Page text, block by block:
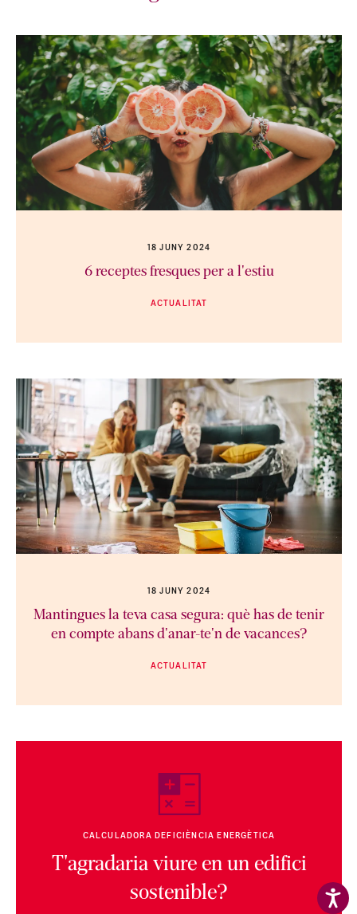
18 JUNY 2024
6 receptes fresques per a l'estiu
ACTUALITAT
18 JUNY 2024
Mantingues la teva casa segura: què has de tenir
en compte abans d'anar-te'n de vacances?
ACTUALITAT
CALCULADORA DEFICIÈNCIA ENERGÈTICA
T'agradaria viure en un edifici
sostenible?